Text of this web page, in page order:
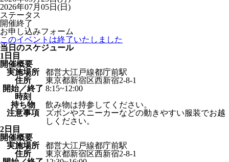
2026年07月05日(日)
ステータス
開催終了
お申し込みフォーム
このイベントは終了いたしました
当日のスケジュール
1日目
開催概要
実施場所
都営大江戸線都庁前駅
住所
東京都新宿区西新宿2-8-1
開始／終了
時刻
8:15~12:00
持ち物
飲み物は持参してください。
注意事項
ズボンやスニーカーなどの動きやすい服装でお越
しください。
2日目
開催概要
実施場所
都営大江戸線都庁前駅
住所
東京都新宿区西新宿2-8-1